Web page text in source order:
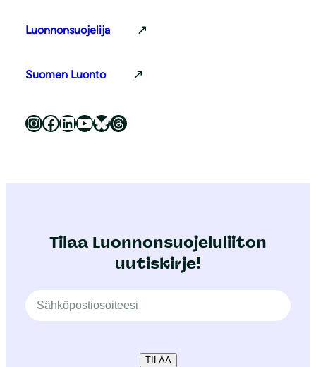
Luonnonsuojelija
Suomen Luonto
Luonnonsuojeluliitto Instagramissa Luonnonsuojeluliitto Facebookissa Luonnonsuojeluliitto LinkedInissä Luonnonsuojeluliiton YouTube-kanava Luonnonsuojeluliitto Blueskyssa Luonnonsuojeluliitto Threadsissa
Tilaa Luonnonsuojeluliiton
uutiskirje!
TILAA